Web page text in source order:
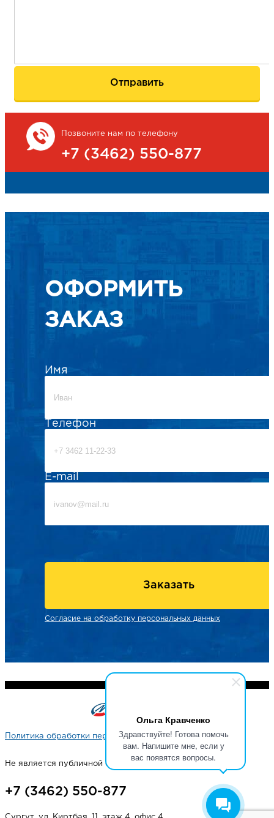
Ольга Кравченко
Здравствуйте! Готова помочь
вам. Напишите мне, если у
вас появятся вопросы.
Позвоните нам по телефону
+7 (3462) 550-877
ОФОРМИТЬ
ЗАКАЗ
Имя
Телефон
E-mail
Заказать
Согласие на обработку персональных данных
Политика обработки персональных данных
Не является публичной офертой
+7 (3462) 550-877